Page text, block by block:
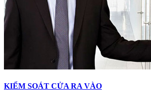
KIỂM SOÁT CỬA RA VÀO